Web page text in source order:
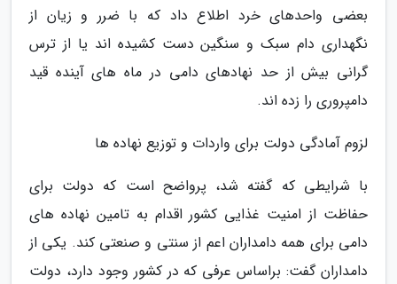
بعضی واحدهای خرد اطلاع داد که با ضرر و زیان از
نگهداری دام سبک و سنگین دست کشیده اند یا از ترس
گرانی بیش از حد نهادهای دامی در ماه های آینده قید
دامپروری را زده اند.
لزوم آمادگی دولت برای واردات و توزیع نهاده ها
با شرایطی که گفته شد، پرواضح است که دولت برای
حفاظت از امنیت غذایی کشور اقدام به تامین نهاده های
دامی برای همه دامداران اعم از سنتی و صنعتی کند. یکی از
دامداران گفت: براساس عرفی که در کشور وجود دارد، دولت